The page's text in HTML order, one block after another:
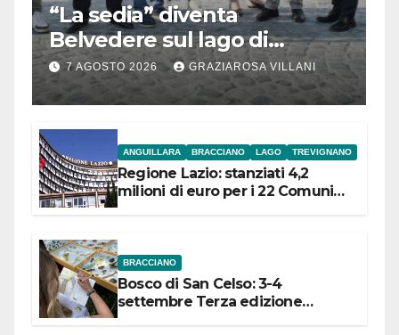
“La sedia” diventa
Belvedere sul lago di
Bracciano: ieri
l’inaugurazione
7 AGOSTO 2026 GRAZIAROSA VILLANI
ANGUILLARA BRACCIANO LAGO TREVIGNANO
Regione Lazio: stanziati 4,2
milioni di euro per i 22 Comuni
BRACCIANO
Bosco di San Celso: 3-4
settembre Terza edizione